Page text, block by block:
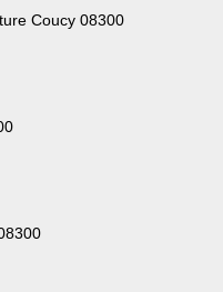
Coucy 08300